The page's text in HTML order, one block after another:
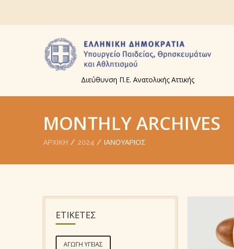
Διεύθυνση Π.Ε. Ανατολικής Αττικής
MONTHLY ARCHIVES
ΑΡΧΙΚΉ 2024 ΙΑΝΟΥΆΡΙΟΣ
ΕΤΙΚΕΤΕΣ
ΑΓΩΓΉ ΥΓΕΊΑΣ